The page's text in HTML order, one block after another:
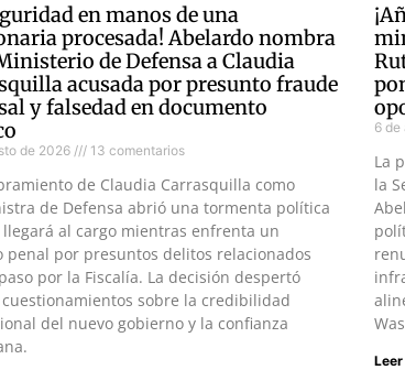
en manos de una
procesada! Abelardo nombra
de Defensa a Claudia
acusada por presunto fraude
y falsedad en documento
de 2026 13 comentarios
de Claudia Carrasquilla como
de Defensa abrió una tormenta política
al cargo mientras enfrenta un
penal por presuntos delitos relacionados
por la Fiscalía. La decisión despertó
sobre la credibilidad
del nuevo gobierno y la confianza
6 de
La
la